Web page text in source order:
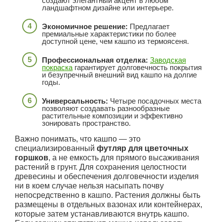
ландшафтном дизайне или интерьере.
Экономичное решение: Предлагает
премиальные характеристики по более
доступной цене, чем кашпо из термоясеня.
Профессиональная отделка: Заводская
покраска гарантирует долговечность покрытия
и безупречный внешний вид кашпо на долгие
годы.
Универсальность: Четыре посадочных места
позволяют создавать разнообразные
растительные композиции и эффективно
зонировать пространство.
Важно понимать, что кашпо — это
специализированный футляр для цветочных
горшков, а не емкость для прямого высаживания
растений в грунт. Для сохранения целостности
древесины и обеспечения долговечности изделия
ни в коем случае нельзя насыпать почву
непосредственно в кашпо. Растения должны быть
размещены в отдельных вазонах или контейнерах,
которые затем устанавливаются внутрь кашпо.